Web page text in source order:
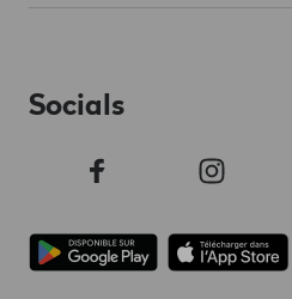
Socials